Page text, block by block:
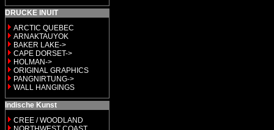
DRUCKE INUIT
ARCTIC QUEBEC
ARNAKTAUYOK
BAKER LAKE->
CAPE DORSET->
HOLMAN->
ORIGINAL GRAPHICS
PANGNIRTUNG->
WALL HANGINGS
Indische Kunst
CREE / WOODLAND